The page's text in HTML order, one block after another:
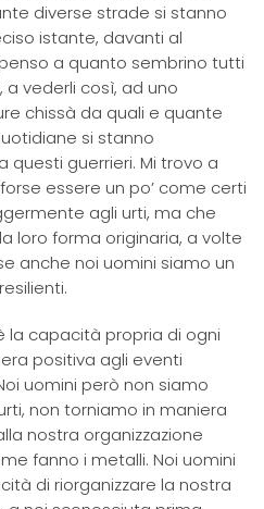
diverse strade si stanno
istante, davanti al
a quanto sembrino tutti
a vederli così, ad uno
chissà da quali e quante
si stanno
guerrieri. Mi trovo a
essere un po’ come certi
agli urti, ma che
loro forma originaria, a volte
anche noi uomini siamo un
la capacità propria di ogni
positiva agli eventi
uomini però non siamo
non torniamo in maniera
nostra organizzazione
fanno i metalli. Noi uomini
di riorganizzare la nostra